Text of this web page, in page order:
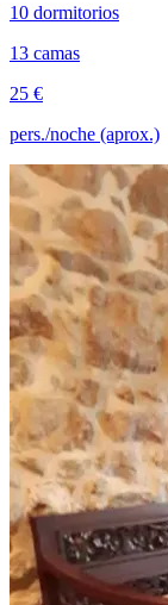
10 dormitorios
13 camas
25 €
pers./noche (aprox.)